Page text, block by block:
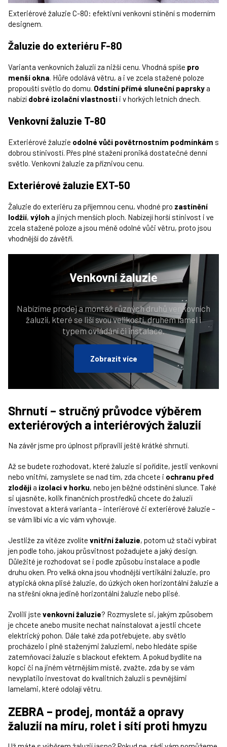
Exteriérové žaluzie C-80: efektivní venkovní stínění s moderním
designem.
Žaluzie do exteriéru F-80
Varianta venkovních žaluzií za nižší cenu. Vhodná spíše pro
menší okna. Hůře odolává větru, a i ve zcela stažené poloze
propouští světlo do domu. Odstíní přímé sluneční paprsky a
nabízí dobré izolační vlastnosti i v horkých letních dnech.
Venkovní žaluzie T-80
Exteriérové žaluzie odolné vůči povětrnostním podmínkám s
dobrou stínivostí. Přes plné stažení proniká dostatečné denní
světlo. Venkovní žaluzie za příznivou cenu.
Exteriérové žaluzie EXT-50
Žaluzie do exteriéru za příjemnou cenu, vhodné pro zastínění
lodžií, výloh a jiných menších ploch. Nabízejí horší stínivost i ve
zcela stažené poloze a jsou méně odolné vůči větru, proto jsou
vhodnější do závětří.
Venkovnížaluzie
Nabízíme prodej a montáž různých druhů venkovních
žaluzií, které se liší svou velikostí, druhem lamel i
typem ovládání či instalace.
Zobrazit více
Shrnutí – stručný průvodce výběrem
exteriérových a interiérových žaluzií
Na závěr jsme pro úplnost připravili ještě krátké shrnutí.
Až se budete rozhodovat, které žaluzie si pořídíte, jestli venkovní
nebo vnitřní, zamyslete se nad tím, zda chcete i ochranu před
zloději a izolaci v horku, nebo jen běžné odstínění slunce. Také
si ujasněte, kolik finančních prostředků chcete do žaluzií
investovat a která varianta – interiérové či exteriérové žaluzie –
se vám líbí víc a víc vám vyhovuje.
Jestliže za vítěze zvolíte vnitřní žaluzie, potom už stačí vybírat
jen podle toho, jakou průsvitnost požadujete a jaký design.
Důležité je rozhodovat se i podle způsobu instalace a podle
druhu oken. Pro velká okna jsou vhodnější vertikální žaluzie, pro
atypická okna plisé žaluzie, do úzkých oken horizontální žaluzie a
na střešní okna jedině horizontální žaluzie nebo plisé.
Zvolili jste venkovní žaluzie? Rozmyslete si, jakým způsobem
je chcete anebo musíte nechat nainstalovat a jestli chcete
elektrický pohon. Dále také zda potřebujete, aby světlo
procházelo i plně staženými žaluziemi, nebo hledáte spíše
zatemňovací žaluzie s blackout efektem. A pokud bydlíte na
kopci či na jiném větrnějším místě, zvažte, zda by se vám
nevyplatilo investovat do kvalitních žaluzií s pevnějšími
lamelami, které odolají větru.
ZEBRA – prodej, montáž a opravy
žaluzií na míru, rolet i sítí proti hmyzu